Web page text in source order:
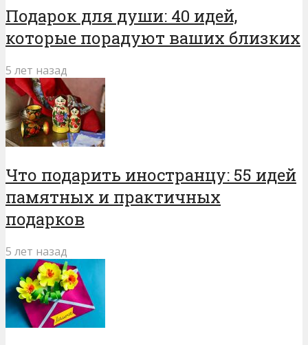
Подарок для души: 40 идей,
которые порадуют ваших близких
5 лет назад
Что подарить иностранцу: 55 идей
памятных и практичных
подарков
5 лет назад